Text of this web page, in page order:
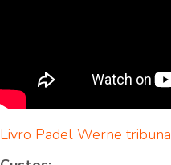
Livro Padel Werne